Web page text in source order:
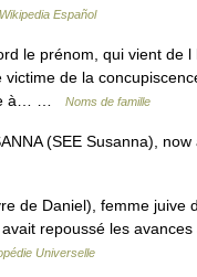
Wikipedia Español
le prénom, qui vient de
de la
à… …
Noms de famille
(SEE Susanna),
de Daniel), femme juive
repoussé les
Universelle